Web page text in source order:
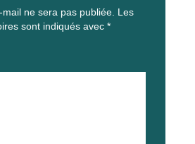
ne sera pas publiée. Les
sont indiqués avec *